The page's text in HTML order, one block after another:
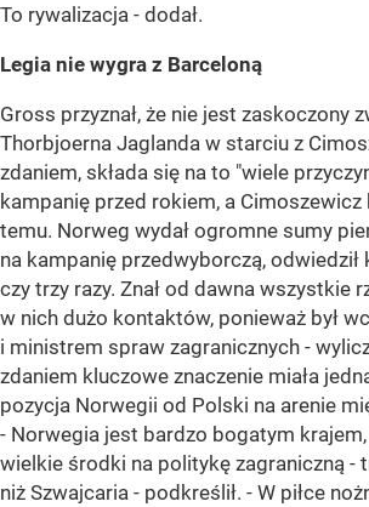
To rywalizacja - dodał.
Legia nie wygra z Barceloną
Gross przyznał, że nie jest zaskoczony
Thorbjoerna Jaglanda w starciu z
zdaniem, składa się na to "wiele
kampanię przed rokiem, a
temu. Norweg wydał ogromne sumy
na kampanię przedwyborczą,
czy trzy razy. Znał od dawna wszystkie
w nich dużo kontaktów, ponieważ był
i ministrem spraw zagranicznych -
zdaniem kluczowe znaczenie miała
pozycja Norwegii od Polski na arenie
- Norwegia jest bardzo bogatym
wielkie środki na politykę zagraniczną -
niż Szwajcaria - podkreślił. - W piłce